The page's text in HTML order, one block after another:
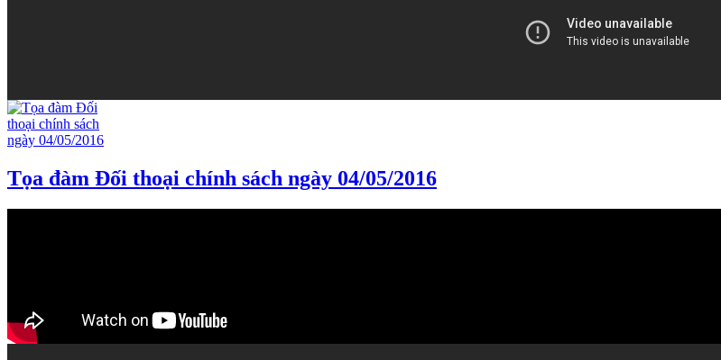
Tọa đàm Đối thoại chính sách ngày 04/05/2016